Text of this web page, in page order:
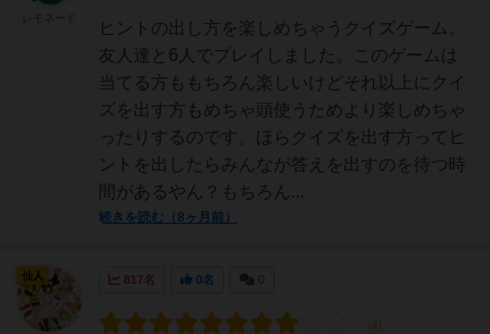
ヒントの出し方を楽しめちゃうクイズゲーム。
友人達と6人でプレイしました。このゲームは
当てる方ももちろん楽しいけどそれ以上にクイ
ズを出す方もめちゃ頭使うためより楽しめちゃ
ったりするのです。ほらクイズを出す方ってヒ
ントを出したらみんなが答えを出すのを待つ時
間があるやん？もちろん...
続きを読む（8ヶ月前）
817名 0名
仙人